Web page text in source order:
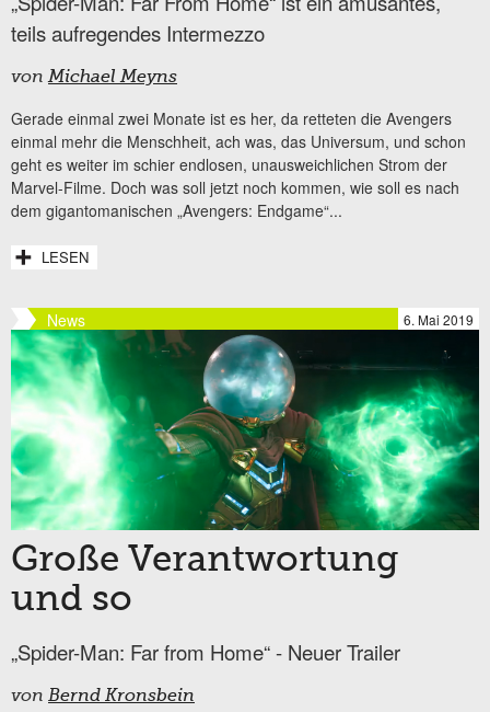
teils aufregendes Intermezzo
vonMichael Meyns
Gerade einmal zwei Monate ist es her, da retteten die Avengers
einmal mehr die Menschheit, ach was, das Universum, und schon
geht es weiter im schier endlosen, unausweichlichen Strom der
Marvel-Filme. Doch was soll jetzt noch kommen, wie soll es nach
dem gigantomanischen „Avengers: Endgame“...
LESEN
News 6. Mai 2019
Große Verantwortung
und so
„Spider-Man: Far from Home“ - Neuer Trailer
von Bernd Kronsbein